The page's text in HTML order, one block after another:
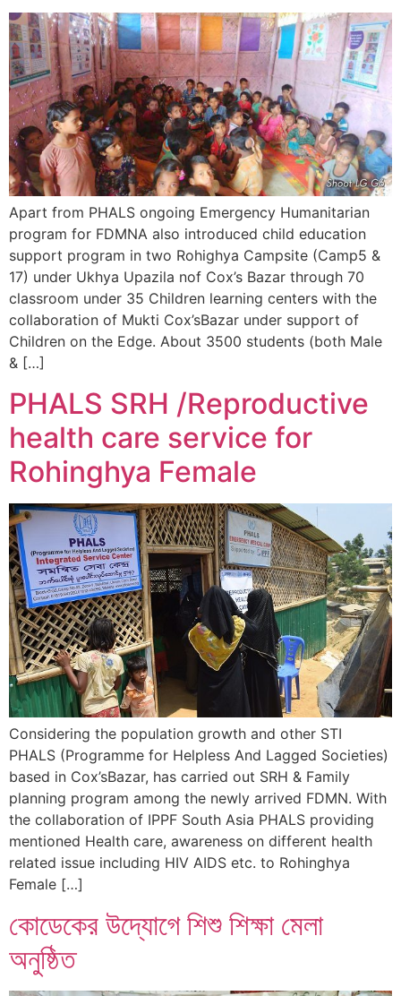
Apart from PHALS ongoing Emergency Humanitarian
program for FDMNA also introduced child education
support program in two Rohighya Campsite (Camp5 &
17) under Ukhya Upazila nof Cox’s Bazar through 70
classroom under 35 Children learning centers with the
collaboration of Mukti Cox’sBazar under support of
Children on the Edge. About 3500 students (both Male
& […]
PHALS SRH /Reproductive
health care service for
Rohinghya Female
Considering the population growth and other STI
PHALS (Programme for Helpless And Lagged Societies)
based in Cox’sBazar, has carried out SRH & Family
planning program among the newly arrived FDMN. With
the collaboration of IPPF South Asia PHALS providing
mentioned Health care, awareness on different health
related issue including HIV AIDS etc. to Rohinghya
Female […]
কোডেকের উদ্যোগে শিশু শিক্ষা মেলা
অনুষ্ঠিত